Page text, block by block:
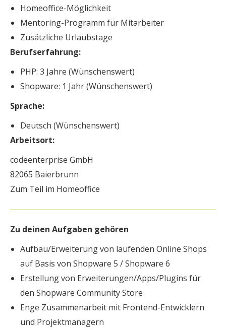
Homeoffice-Möglichkeit
Mentoring-Programm für Mitarbeiter
Zusätzliche Urlaubstage
Berufserfahrung:
PHP: 3 Jahre (Wünschenswert)
Shopware: 1 Jahr (Wünschenswert)
Sprache:
Deutsch (Wünschenswert)
Arbeitsort:
codeenterprise GmbH
82065 Baierbrunn
Zum Teil im Homeoffice
Zu deinen Aufgaben gehören
Aufbau/Erweiterung von laufenden Online Shops
auf Basis von Shopware 5 / Shopware 6
Erstellung von Erweiterungen/Apps/Plugins für
den Shopware Community Store
Enge Zusammenarbeit mit Frontend-Entwicklern
und Projektmanagern